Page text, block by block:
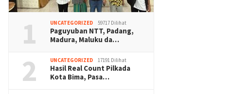
1 UNCATEGORIZED 59717 Dilihat
Paguyuban NTT, Padang,
Madura, Maluku da…
2 UNCATEGORIZED 17191 Dilihat
Hasil Real Count Pilkada
Kota Bima, Pasa…